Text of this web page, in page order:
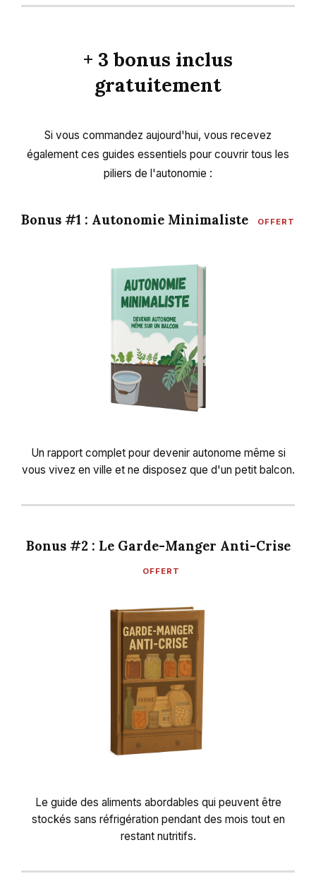
+ 3 bonus inclus
gratuitement
Si vous commandez aujourd'hui, vous recevez
également ces guides essentiels pour couvrir tous les
piliers de l'autonomie :
Bonus #1 : Autonomie Minimaliste OFFERT
Un rapport complet pour devenir autonome même si
vous vivez en ville et ne disposez que d'un petit balcon.
Bonus #2 : Le Garde-Manger Anti-Crise
OFFERT
Le guide des aliments abordables qui peuvent être
stockés sans réfrigération pendant des mois tout en
restant nutritifs.